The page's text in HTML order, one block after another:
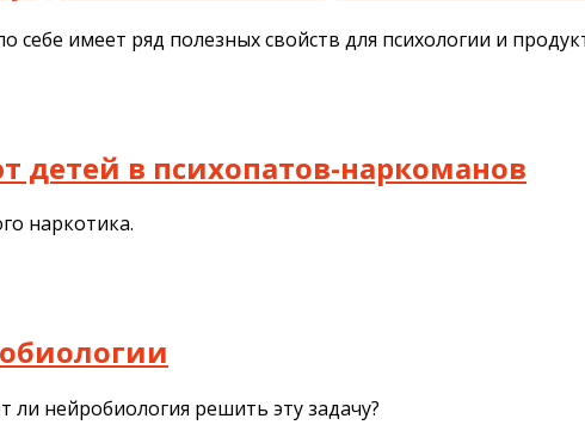
имеет ряд полезных свойств для психологии и
детей в психопатов-наркоманов
наркотика.
нейробиология решить эту задачу?